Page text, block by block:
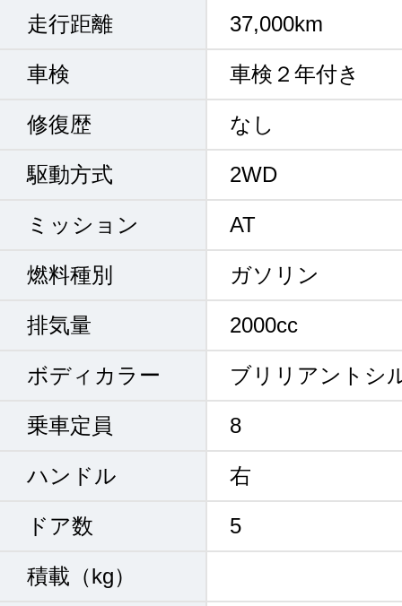
走行距離 37,000km
車検 車検２年付き
修復歴 なし
駆動方式 2WD
ミッション AT
燃料種別 ガソリン
排気量 2000cc
ボディカラー ブリリアントシ
乗車定員 8
ハンドル 右
ドア数 5
積載（kg）